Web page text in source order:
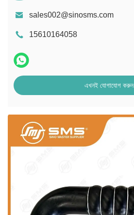
sales002@sinosms.com
15610164058
এখনই যোগাযোগ করুন